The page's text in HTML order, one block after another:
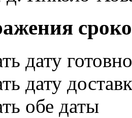
дату
дату
обе даты